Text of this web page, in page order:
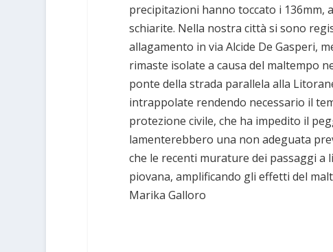
precipitazioni hanno toccato i 136mm,
schiarite. Nella nostra città si sono
allagamento in via Alcide De Gasperi,
rimaste isolate a causa del maltempo
ponte della strada parallela alla
intrappolate rendendo necessario il
protezione civile, che ha impedito il
lamenterebbero una non adeguata
che le recenti murature dei passaggi a
piovana, amplificando gli effetti del
Marika Galloro